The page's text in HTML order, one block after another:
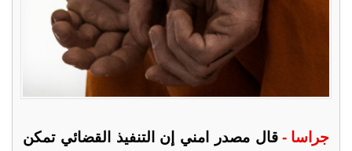
جراسا - قال مصدر امني إن التنفيذ القضائي تمكن